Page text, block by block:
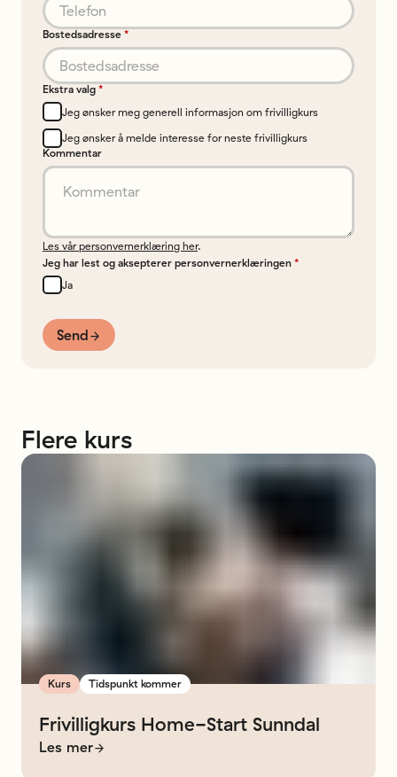
Bostedsadresse *
Ekstra valg *
Jeg ønsker meg generell informasjon om frivilligkurs
Jeg ønsker å melde interesse for neste frivilligkurs
Kommentar
Les vår personvernerklæring her.
Jeg har lest og aksepterer personvernerklæringen *
Ja
Send
Flere kurs
Kurs Tidspunkt kommer
Frivilligkurs Home-Start Sunndal
Les mer